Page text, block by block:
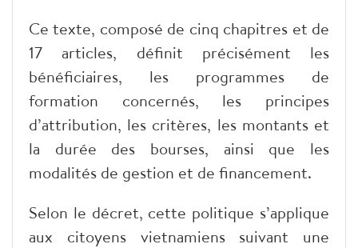
Ce texte, composé de cinq chapitres et de
17 articles, définit précisément les
bénéficiaires, les programmes de
formation concernés, les principes
d’attribution, les critères, les montants et
la durée des bourses, ainsi que les
modalités de gestion et de financement.
Selon le décret, cette politique s’applique
aux citoyens vietnamiens suivant une